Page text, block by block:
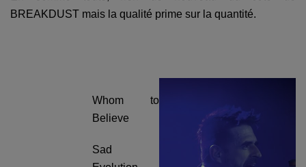
BREAKDUST mais la qualité prime sur la quantité.
Whom to
Believe
Sad